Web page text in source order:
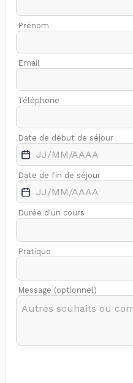
Prénom
Email
Téléphone
Date de début de séjour
Date de fin de séjour
Durée d'un cours
Pratique
Message (optionnel)